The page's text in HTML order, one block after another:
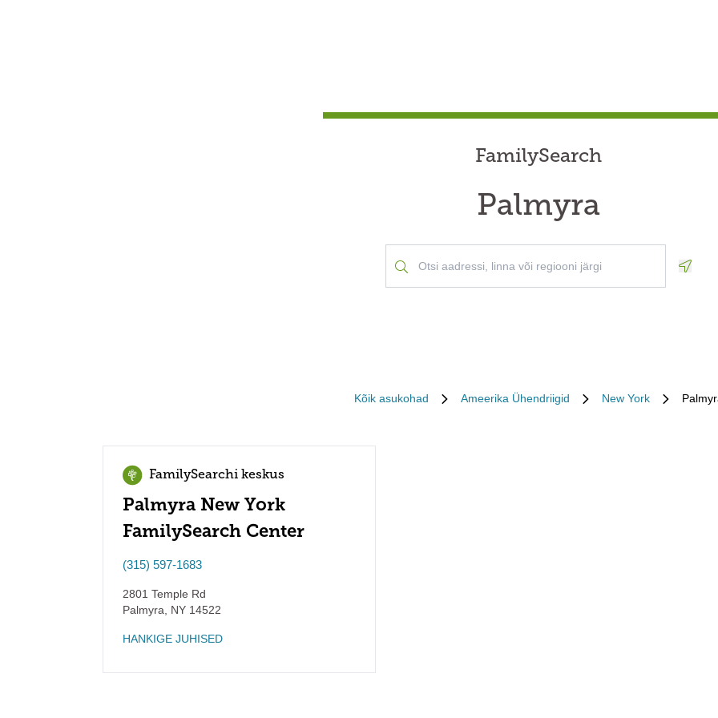
FamilySearch
Palmyra
Kõik asukohad Ameerika Ühendriigid New York
FamilySearchi keskus
Palmyra New York
FamilySearch Center
(315) 597-1683
2801 Temple Rd
Palmyra
NY 14522
HANKIGE JUHISED